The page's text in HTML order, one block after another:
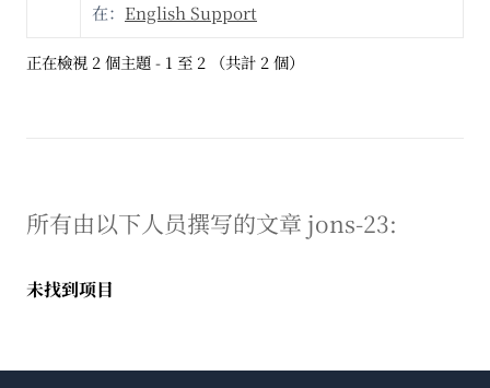
在： English Support
正在檢視 2 個主題 - 1 至 2 （共計 2 個）
所有由以下人员撰写的文章 jons-23:
未找到项目